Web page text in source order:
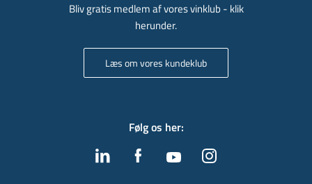
Bliv gratis medlem af vores vinklub - klik
herunder.
Læs om vores kundeklub
Følg os her: